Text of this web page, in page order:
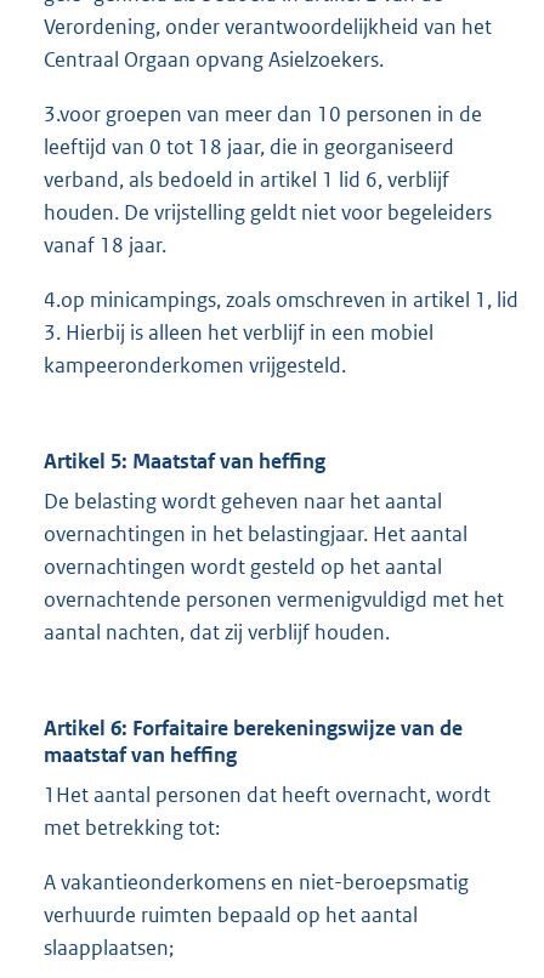
Verordening, onder verantwoordelijkheid van het
Centraal Orgaan opvang Asielzoekers.
3.voor groepen van meer dan 10 personen in de
leeftijd van 0 tot 18 jaar, die in georganiseerd
verband, als bedoeld in artikel 1 lid 6, verblijf
houden. De vrijstelling geldt niet voor begeleiders
vanaf 18 jaar.
4.op minicampings, zoals omschreven in artikel 1, lid
3. Hierbij is alleen het verblijf in een mobiel
kampeeronderkomen vrijgesteld.
Artikel 5: Maatstaf van heffing
De belasting wordt geheven naar het aantal
overnachtingen in het belastingjaar. Het aantal
overnachtingen wordt gesteld op het aantal
overnachtende personen vermenigvuldigd met het
aantal nachten, dat zij verblijf houden.
Artikel 6: Forfaitaire berekeningswijze van de
maatstaf van heffing
1Het aantal personen dat heeft overnacht, wordt
met betrekking tot:
A vakantieonderkomens en niet-beroepsmatig
verhuurde ruimten bepaald op het aantal
slaapplaatsen;